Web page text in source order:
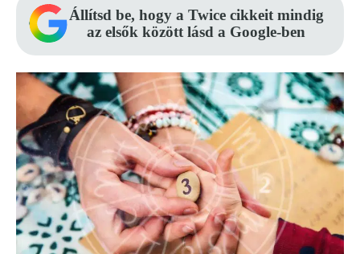
Állítsd be, hogy a Twice cikkeit mindig
az elsők között lásd a Google-ben